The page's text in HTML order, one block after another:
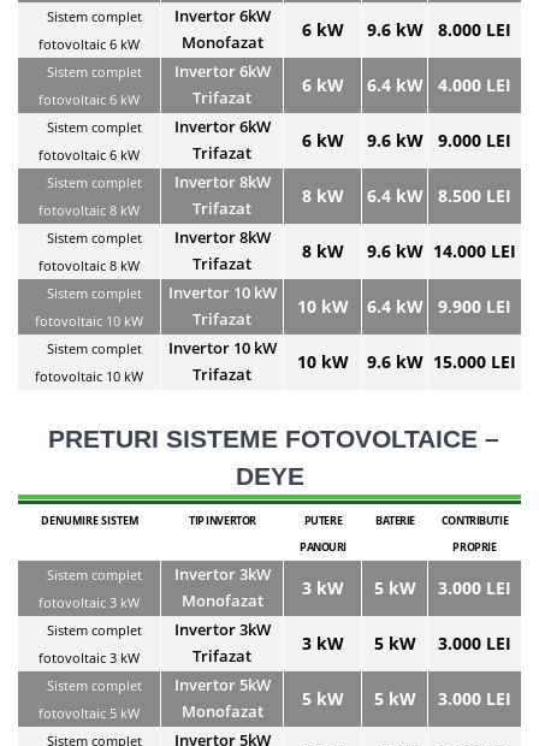
Sistem complet
fotovoltaic 6 kW
Invertor 6kW
Monofazat
6 kW 9.6 kW 8.000 LEI
Sistem complet
fotovoltaic 6 kW
Invertor 6kW
Trifazat
6 kW 6.4 kW 4.000 LEI
Sistem complet
fotovoltaic 6 kW
Invertor 6kW
Trifazat
6 kW 9.6 kW 9.000 LEI
Sistem complet
fotovoltaic 8 kW
Invertor 8kW
Trifazat
8 kW 6.4 kW 8.500 LEI
Sistem complet
fotovoltaic 8 kW
Invertor 8kW
Trifazat
8 kW 9.6 kW 14.000 LEI
Sistem complet
fotovoltaic 10 kW
Invertor 10 kW
Trifazat
10 kW 6.4 kW 9.900 LEI
Sistem complet
fotovoltaic 10 kW
Invertor 10 kW
Trifazat
10 kW 9.6 kW 15.000 LEI
PRETURI SISTEME FOTOVOLTAICE –
DEYE
DENUMIRE SISTEM TIP INVERTOR
PUTERE
PANOURI
BATERIE
CONTRIBUTIE
PROPRIE
Sistem complet
fotovoltaic 3 kW
Invertor 3kW
Monofazat
3 kW 5 kW 3.000 LEI
Sistem complet
fotovoltaic 3 kW
Invertor 3kW
Trifazat
3 kW 5 kW 3.000 LEI
Sistem complet
fotovoltaic 5 kW
Invertor 5kW
Monofazat
5 kW 5 kW 3.000 LEI
Sistem complet
Invertor 5kW